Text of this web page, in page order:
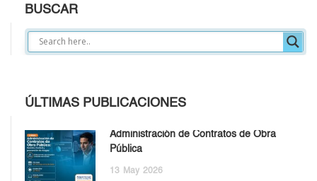
BUSCAR
ÚLTIMAS PUBLICACIONES
Administración de Contratos de Obra
Pública
13 May 2026